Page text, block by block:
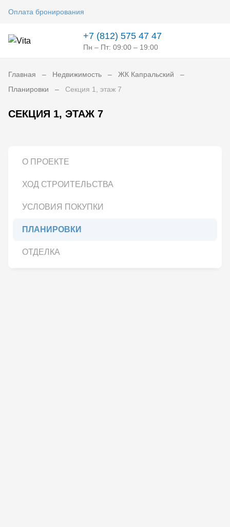
Оплата бронирования
+7 (812) 575 47 47
Пн – Пт: 09:00 – 19:00
Главная Недвижимость
ЖК Капральский
Планировки
Секция 1, этаж 7
СЕКЦИЯ 1, ЭТАЖ 7
О ПРОЕКТЕ
ХОД СТРОИТЕЛЬСТВА
УСЛОВИЯ ПОКУПКИ
ПЛАНИРОВКИ
ОТДЕЛКА